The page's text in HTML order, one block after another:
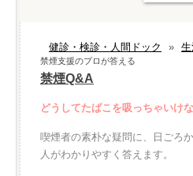
健診・検診・人間ドック »
禁煙支援のプロが答える
禁煙Q&A
どうしてたばこを吸っちゃいけ
喫煙者の素朴な疑問に、日ごろ
人がわかりやすく答えます。